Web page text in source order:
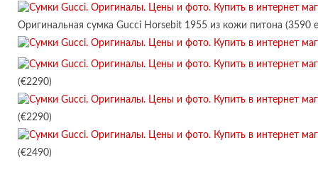
Оригинальная сумка Gucci Horsebit 1955 из кожи питона (3590
(€2290)
(€2290)
(€2490)